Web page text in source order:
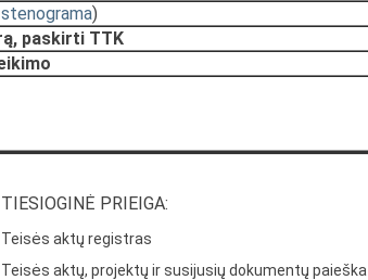
stenograma)
paskirti TTK
TIESIOGINĖ PRIEIGA:
Teisės aktų registras
Teisės aktų, projektų ir susijusių dokumentų paieška